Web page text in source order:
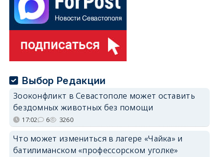
Выбор Редакции
Зооконфликт в Севастополе может оставить
бездомных животных без помощи
17:02 6 3260
Что может измениться в лагере «Чайка» и
батилиманском «профессорском уголке»